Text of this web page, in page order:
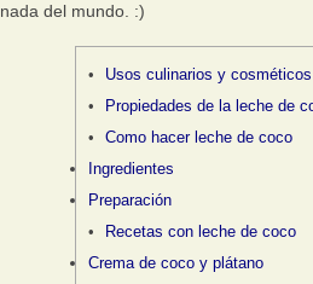
nada del mundo. :)
Usos culinarios y
Propiedades de la leche de
Como hacer leche de coco
Ingredientes
Preparación
Recetas con leche de coco
Crema de coco y plátano